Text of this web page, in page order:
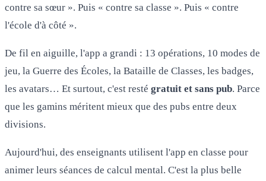
contre sa sœur ». Puis « contre sa classe ». Puis « contre
l'école d'à côté ».
De fil en aiguille, l'app a grandi : 13 opérations, 10 modes de
jeu, la Guerre des Écoles, la Bataille de Classes, les badges,
les avatars… Et surtout, c'est resté gratuit et sans pub. Parce
que les gamins méritent mieux que des pubs entre deux
divisions.
Aujourd'hui, des enseignants utilisent l'app en classe pour
animer leurs séances de calcul mental. C'est la plus belle